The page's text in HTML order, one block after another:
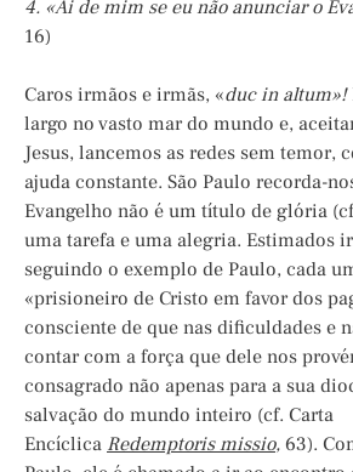
4. «Ai de mim se eu não anunciar o
16)
Caros irmãos e irmãs, «ducin altum»!
largo no vasto mar do mundo e,
Jesus, lancemos as redes sem temor,
ajuda constante. São Paulo recorda-
Evangelho não é um título de glória
uma tarefa e uma alegria. Estimados
seguindo o exemplo de Paulo, cada
«prisioneiro de Cristo em favor dos
consciente de que nas dificuldades e
contar com a força que dele nos
consagrado não apenas para a sua
salvação do mundo inteiro (cf. Carta
Encíclica Redemptorismissio, 63).